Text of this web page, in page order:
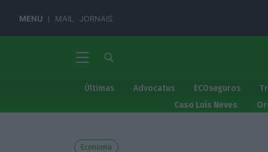
MENU MAIL JORNAIS
Últimas Advocatus ECOseguros
Caso Luís Neves
Economia